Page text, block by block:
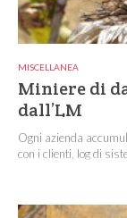
MISCELLANEA
Miniere di
dall’LM
Ogni azienda
con i clienti, log di